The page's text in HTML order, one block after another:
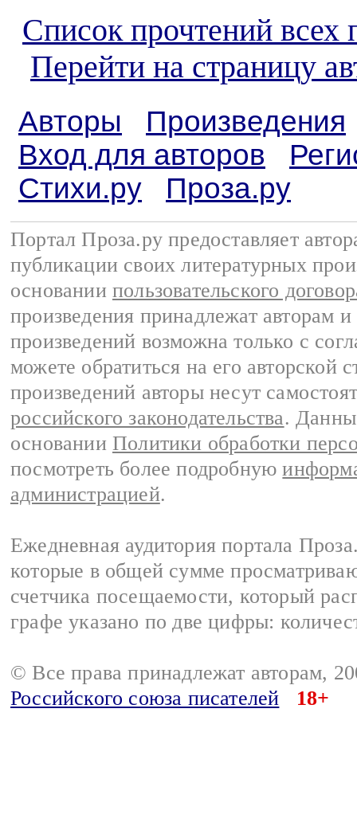
Список прочтений всех
Перейти на страницу
Авторы
Произведения
Вход для авторов
Стихи.ру
Проза.ру
Портал Проза.ру предоставляет
публикации своих литературных
основании пользовательского
произведения принадлежат авторам
произведений возможна только с
можете обратиться на его авторской
произведений авторы несут
российского законодательства.
основании Политики обработки
посмотреть более подробную
администрацией.
Ежедневная аудитория портала
которые в общей сумме
счетчика посещаемости, который
графе указано по две цифры:
© Все права принадлежат авторам,
Российского союза писателей
18+